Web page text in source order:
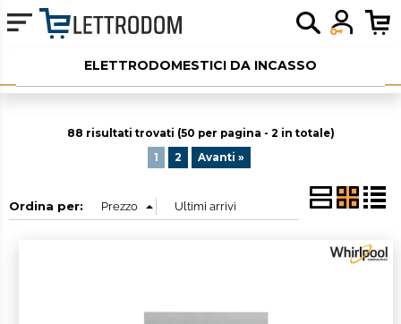
ELETTRODOMESTICI DA INCASSO
PICCOLI ELETTRODOMESTICI
SERVIZI AGGIUNTIVI
88 risultati trovati (50 per pagina - 2 in totale)
1
2 Avanti »
Ordina per: